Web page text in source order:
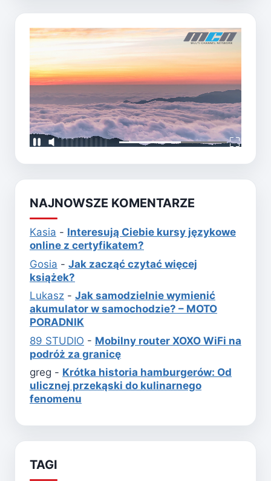
NAJNOWSZE KOMENTARZE
Kasia - Interesują Ciebie kursy językowe
online z certyfikatem?
Gosia - Jak zacząć czytać więcej
książek?
Lukasz - Jak samodzielnie wymienić
akumulator w samochodzie? – MOTO
PORADNIK
89 STUDIO - Mobilny router XOXO WiFi na
podróż za granicę
greg - Krótka historia hamburgerów: Od
ulicznej przekąski do kulinarnego
fenomenu
TAGI